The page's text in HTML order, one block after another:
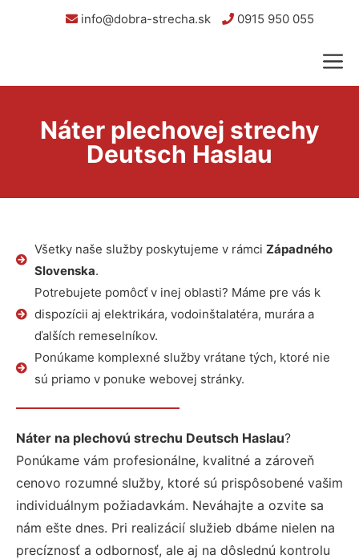
info@dobra-strecha.sk 0915 950 055
Náter plechovej strechy
Deutsch Haslau
Všetky naše služby poskytujeme v rámci Západného
Slovenska.
Potrebujete pomôcť v inej oblasti? Máme pre vás k
dispozícii aj elektrikára, vodoinštalatéra, murára a
ďalších remeselníkov.
Ponúkame komplexné služby vrátane tých, ktoré nie
sú priamo v ponuke webovej stránky.
Náter na plechovú strechu Deutsch Haslau?
Ponúkame vám profesionálne, kvalitné a zároveň
cenovo rozumné služby, ktoré sú prispôsobené vašim
individuálnym požiadavkám. Neváhajte a ozvite sa
nám ešte dnes. Pri realizácií služieb dbáme nielen na
precíznosť a odbornosť, ale aj na dôslednú kontrolu